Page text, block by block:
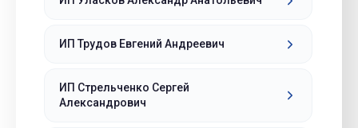
ИП Трудов Евгений Андреевич
ИП Стрельченко Сергей
Александрович